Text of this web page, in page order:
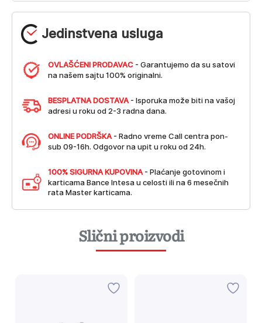
Jedinstvena usluga
OVLAŠĆENI PRODAVAC - Garantujemo da su satovi
na našem sajtu 100% originalni.
BESPLATNA DOSTAVA - Isporuka može biti na vašoj
adresi u roku od 2-3 radna dana.
ONLINE PODRŠKA - Radno vreme Call centra pon-
sub 09-16h. Odgovor na upit u roku od 24h.
100% SIGURNA KUPOVINA - Plaćanje gotovinom i
karticama Bance Intesa u celosti ili na 6 mesečnih
rata Master karticama.
Slični proizvodi